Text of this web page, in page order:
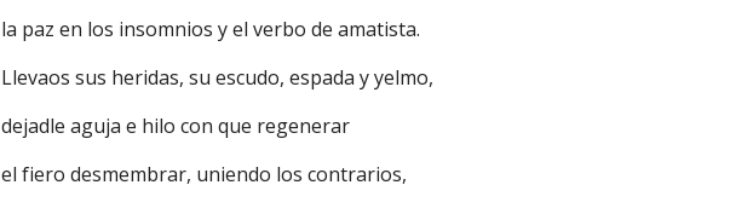
la paz en los insomnios y el verbo de amatista.
Llevaos sus heridas, su escudo, espada y yelmo,
dejadle aguja e hilo con que regenerar
el fiero desmembrar, uniendo los contrarios,